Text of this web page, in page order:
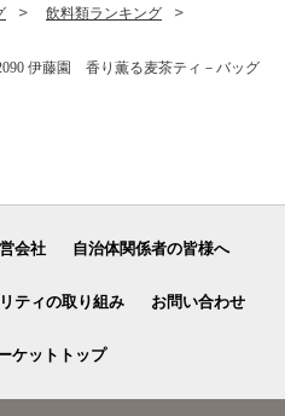
飲料類ランキング
伊藤園 香り薫る麦茶ティ－バッグ
会社 自治体関係者の皆様へ
ティの取り組み お問い合わせ
ケットトップ